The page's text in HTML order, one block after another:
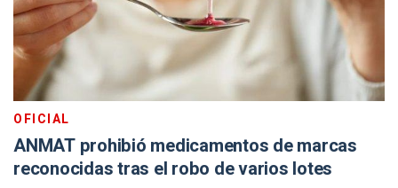
OFICIAL
ANMAT prohibió medicamentos de marcas
reconocidas tras el robo de varios lotes